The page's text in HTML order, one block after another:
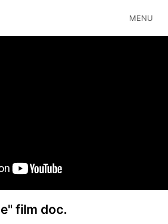
MENU
film doc.